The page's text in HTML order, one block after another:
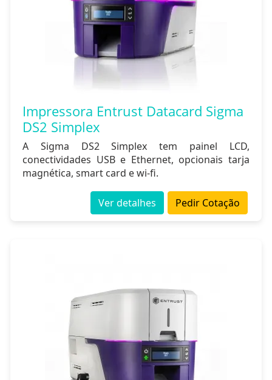
Impressora Entrust Datacard Sigma
DS2 Simplex
A Sigma DS2 Simplex tem painel LCD,
conectividades USB e Ethernet, opcionais tarja
magnética, smart card e wi-fi.
Pedir Cotação
Ver detalhes